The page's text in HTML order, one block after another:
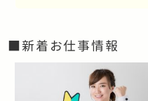
■新着お仕事情報